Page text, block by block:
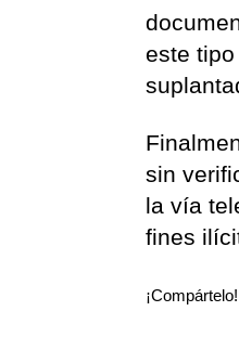
este
sin
la vía
fines
¡Compártelo!